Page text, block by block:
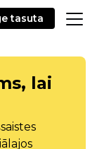
tasuta
lai